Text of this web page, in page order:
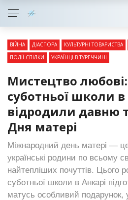
ВІЙНА ДІАСПОРА КУЛЬТУРНІ ТОВАРИСТВА
ПОДІЇ СПІЛКИ
УКРАЇНЦІ В ТУРЕЧЧИНІ
Мистецтво любові:
суботньої школи в
відродили давню
Дня матері
Міжнародний день матері —
українські родини по всьому
найтепліших почуттів. Цього
суботньої школи в Анкарі
матусь особливий подарунок,